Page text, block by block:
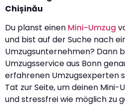
Chișinău
Du planst einen Mini-Umzug
und bist auf der Suche nach
Umzugsunternehmen? Dann
Umzugsservice aus Bonn
erfahrenen Umzugsexperten
Tat zur Seite, um deinen Mini-
und stressfrei wie möglich zu